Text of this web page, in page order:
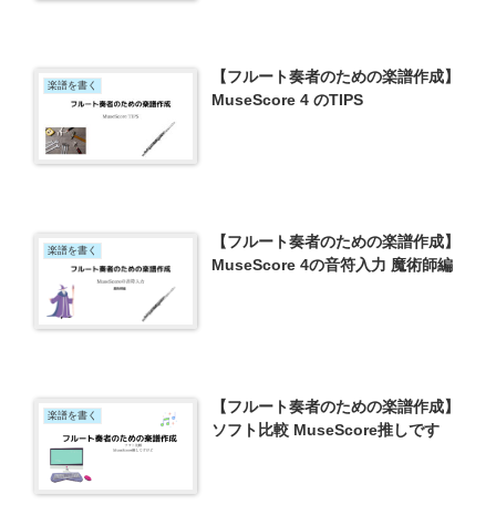
楽譜を書く
【フルート奏者のための楽譜作成】
MuseScore 4 のTIPS
楽譜を書く
【フルート奏者のための楽譜作成】
MuseScore 4の音符入力 魔術師編
楽譜を書く
【フルート奏者のための楽譜作成】
ソフト比較 MuseScore推しです